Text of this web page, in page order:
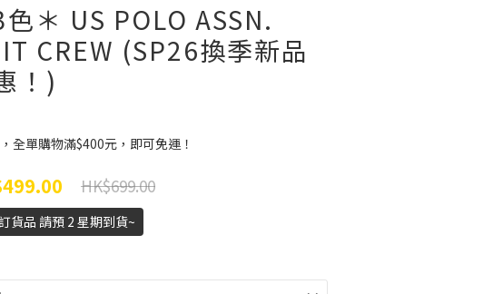
色＊ US POLO ASSN.
CREW (SP26換季新品
！)
全單購物滿$400元，即可免運！
HK$699.00
貨品 請預 2 星期到貨~